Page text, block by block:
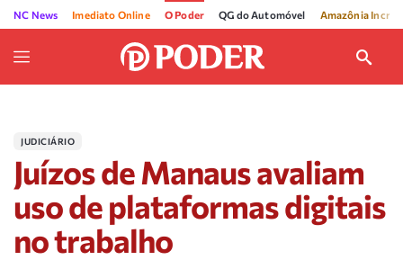
NC News Imediato Online O Poder QG do Automóvel Amazônia
JUDICIÁRIO
Juízos de Manaus avaliam
uso de plataformas digitais
no trabalho